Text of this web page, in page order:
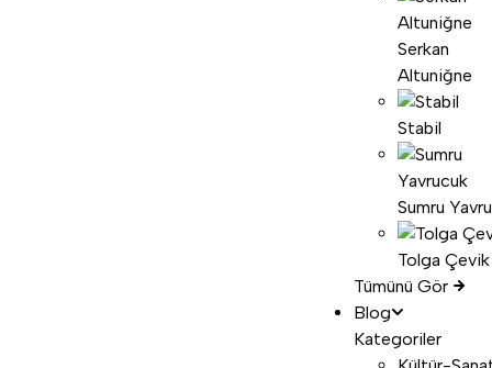
Serkan
Altuniğne
Stabil
Sumru
Tolga Çevik
Tümünü Gör
Blog
Kategoriler